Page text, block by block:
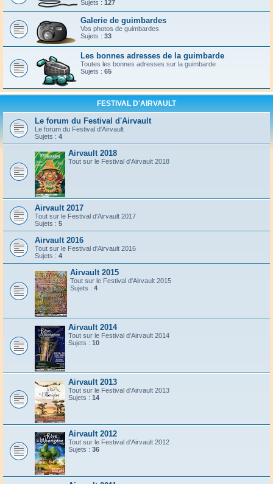
Sujets : 127
Galerie de guimbardes
Vos photos de guimbardes.
Sujets : 33
Les bonnes adresses de la guimbarde
Toutes les bonnes adresses sur la guimbarde
Sujets : 65
FESTIVAL D'AIRVAULT
Le forum du Festival d'Airvault
Le forum du Festival d'Airvault
Sujets : 4
Airvault 2018
Tout sur le Festival d'Airvault 2018
Airvault 2017
Tout sur le Festival d'Airvault 2017
Sujets : 5
Airvault 2016
Tout sur le Festival d'Airvault 2016
Sujets : 4
Airvault 2015
Tout sur le Festival d'Airvault 2015
Sujets : 4
Airvault 2014
Tout sur le Festival d'Airvault 2014
Sujets : 10
Airvault 2013
Tout sur le Festival d'Airvault 2013
Sujets : 14
Airvault 2012
Tout sur le Festival d'Airvault 2012
Sujets : 36